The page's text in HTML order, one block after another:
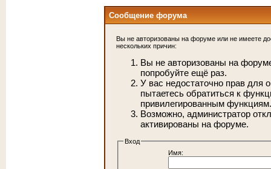
Сообщение форума
Вы не авторизованы на форуме или не имеете
нескольких причин:
Вы не авторизованы на
попробуйте ещё раз.
У вас недостаточно прав для
пытаетесь обратиться к
привилегированным функциям.
Возможно, администратор
активированы на форуме.
Вход
Имя: